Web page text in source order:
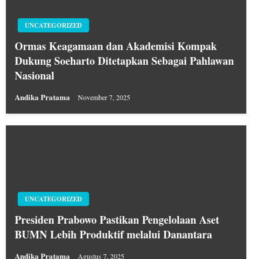
UNCATEGORIZED
Ormas Keagamaan dan Akademisi Kompak
Dukung Soeharto Ditetapkan Sebagai Pahlawan
Nasional
Andika Pratama November 7, 2025
UNCATEGORIZED
Presiden Prabowo Pastikan Pengelolaan Aset
BUMN Lebih Produktif melalui Danantara
Andika Pratama Agustus 7, 2025